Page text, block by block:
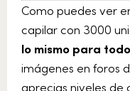
Como puedes ver
capilar con 3000
lo mismo para
imágenes en foros
aprecias niveles de